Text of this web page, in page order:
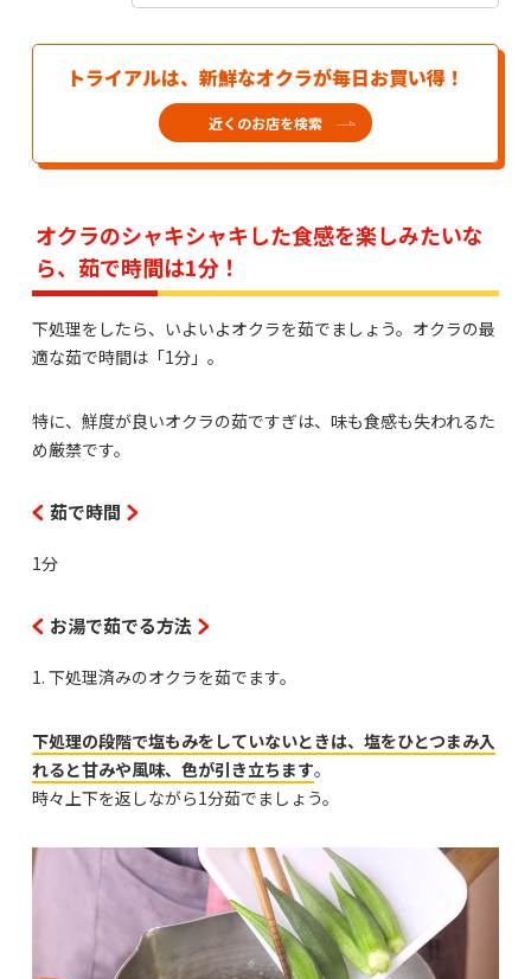
トライアルは、新鮮なオクラが毎日お買い得！
近くのお店を検索
オクラのシャキシャキした食感を楽しみたいな
ら、茹で時間は1分！
下処理をしたら、いよいよオクラを茹でましょう。オクラの最
適な茹で時間は「1分」。
特に、鮮度が良いオクラの茹ですぎは、味も食感も失われるた
め厳禁です。
茹で時間
1分
お湯で茹でる方法
1. 下処理済みのオクラを茹でます。
下処理の段階で塩もみをしていないときは、塩をひとつまみ入
れると甘みや風味、色が引き立ちます。
時々上下を返しながら1分茹でましょう。